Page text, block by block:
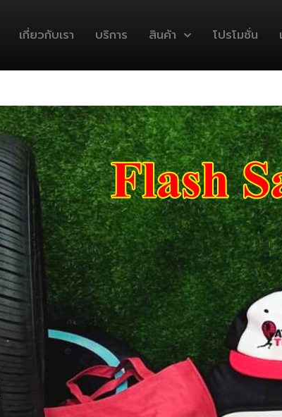
เกี่ยวกับเรา บริการ สินค้า โปรโมชั่น